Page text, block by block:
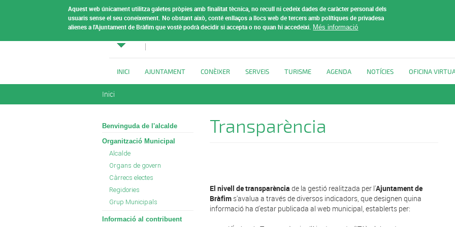
Aquest web únicament utilitza galetes pròpies amb finalitat tècnica, no recull ni cedeix dades de caràcter personal dels
usuaris sense el seu coneixement.No obstant això, conté enllaços a llocs web de tercers amb polítiques de privadesa
alienes a l'Ajuntament de Bràfim que vostè podrà decidir si accepta o no quan hi accedeixi. Més informació
Ajuntament de
Bràfim
INICI AJUNTAMENT CONÈIXER SERVEIS TURISME AGENDA NOTÍCIES OFICINA
Inici
Benvinguda de l'alcalde
Organització Municipal
Alcalde
Organs de govern
Càrrecs electes
Regidories
Grup Municipals
Informació al contribuent
Transparència
El nivell de transparència de la gestió realitzada per l'Ajuntament de
Bràfim s'avalua a través de diversos indicadors, que designen quina
informació ha d'estar publicada al web municipal, establerts per: